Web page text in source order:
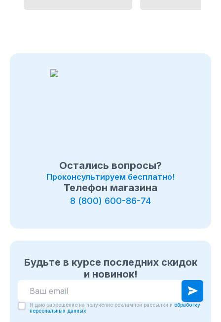
Остались вопросы?
Проконсультируем бесплатно!
Телефон магазина
8 (800) 600-86-74
Будьте в курсе последних скидок
и новинок!
Я даю разрешение на получение рекламной рассылки и обработку
персональных данных